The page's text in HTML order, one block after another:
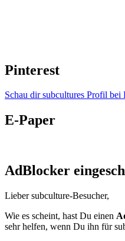
Pinterest
Schau dir subcultures Profil bei
E-Paper
AdBlocker
Lieber subculture-Besucher,
Wie es scheint, hast Du einen
sehr helfen, wenn Du ihn für